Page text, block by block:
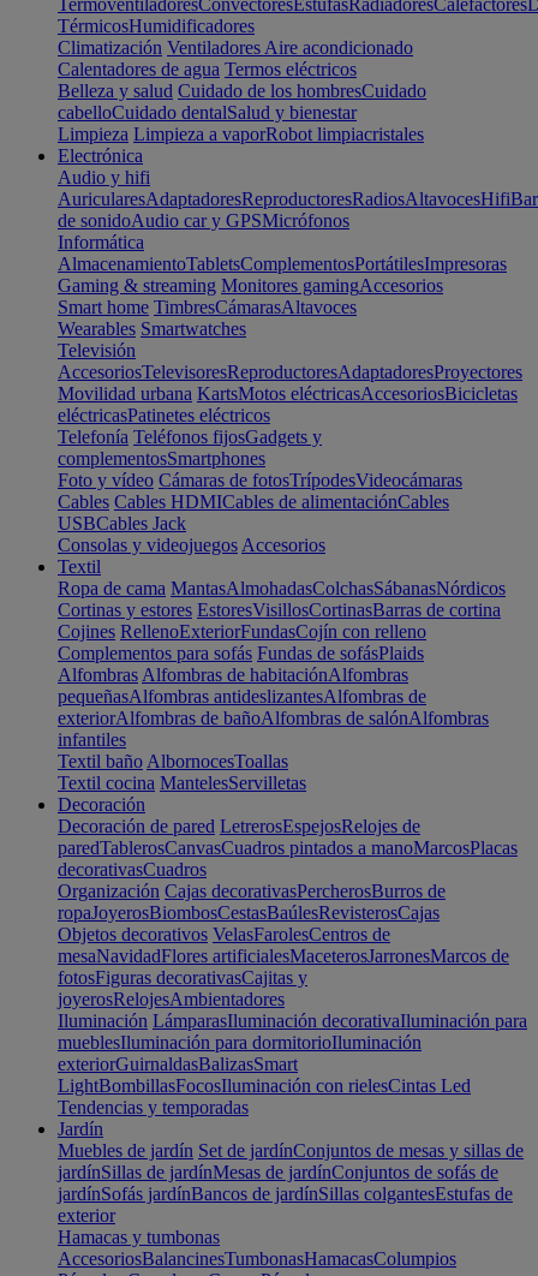
TermoventiladoresConvectoresEstufasRadiadoresCalefactores
TérmicosHumidificadores
Climatización Ventiladores Aire acondicionado
Calentadores de agua Termos eléctricos
Belleza y salud Cuidado de los hombresCuidado
cabelloCuidado dentalSalud y bienestar
Limpieza Limpieza a vaporRobot limpiacristales
Electrónica
Audio y hifi
AuricularesAdaptadoresReproductoresRadiosAltavocesHifi
de sonidoAudio car y GPSMicrófonos
Informática
AlmacenamientoTabletsComplementosPortátilesImpresoras
Gaming & streaming Monitores gamingAccesorios
Smart home TimbresCámarasAltavoces
Wearables Smartwatches
Televisión
AccesoriosTelevisoresReproductoresAdaptadoresProyectores
Movilidad urbana KartsMotos eléctricasAccesoriosBicicletas
eléctricasPatinetes eléctricos
Telefonía Teléfonos fijosGadgets y
complementosSmartphones
Foto y vídeo Cámaras de fotosTrípodesVideocámaras
Cables Cables HDMICables de alimentaciónCables
USBCables Jack
Consolas y videojuegos Accesorios
Textil
Ropa de cama MantasAlmohadasColchasSábanasNórdicos
Cortinas y estores EstoresVisillosCortinasBarras de cortina
Cojines RellenoExteriorFundasCojín con relleno
Complementos para sofás Fundas de sofásPlaids
Alfombras Alfombras de habitaciónAlfombras
pequeñasAlfombras antideslizantesAlfombras de
exteriorAlfombras de bañoAlfombras de salónAlfombras
infantiles
Textil baño AlbornocesToallas
Textil cocina MantelesServilletas
Decoración
Decoración de pared LetrerosEspejosRelojes de
paredTablerosCanvasCuadros pintados a manoMarcosPlacas
decorativasCuadros
Organización Cajas decorativasPercherosBurros de
ropaJoyerosBiombosCestasBaúlesRevisterosCajas
Objetos decorativos VelasFarolesCentros de
mesaNavidadFlores artificialesMaceterosJarronesMarcos de
fotosFiguras decorativasCajitas y
joyerosRelojesAmbientadores
Iluminación LámparasIluminación decorativaIluminación para
mueblesIluminación para dormitorioIluminación
exteriorGuirnaldasBalizasSmart
LightBombillasFocosIluminación con rielesCintas Led
Tendencias y temporadas
Jardín
Muebles de jardín Set de jardínConjuntos de mesas y sillas de
jardínSillas de jardínMesas de jardínConjuntos de sofás de
jardínSofás jardínBancos de jardínSillas colgantesEstufas de
exterior
Hamacas y tumbonas
AccesoriosBalancinesTumbonasHamacasColumpios